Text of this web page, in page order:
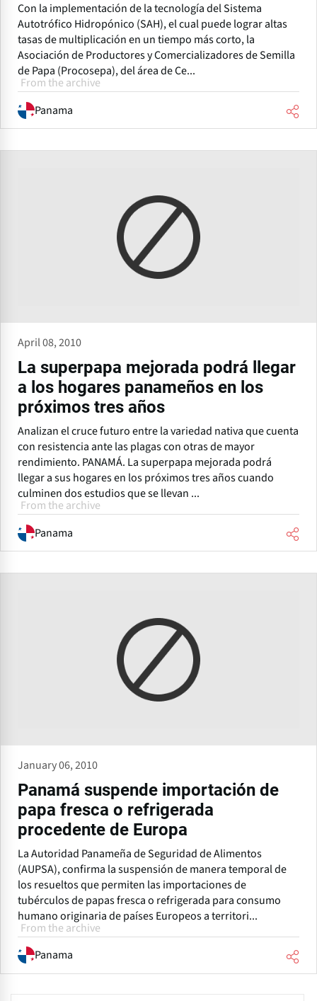
Con la implementación de la tecnología del Sistema
Autotrófico Hidropónico (SAH), el cual puede lograr altas
tasas de multiplicación en un tiempo más corto, la
Asociación de Productores y Comercializadores de Semilla
de Papa (Procosepa), del área de Ce...
From the archive
Panama
April 08, 2010
La superpapa mejorada podrá llegar
a los hogares panameños en los
próximos tres años
Analizan el cruce futuro entre la variedad nativa que cuenta
con resistencia ante las plagas con otras de mayor
rendimiento. PANAMÁ. La superpapa mejorada podrá
llegar a sus hogares en los próximos tres años cuando
culminen dos estudios que se llevan ...
From the archive
Panama
January 06, 2010
Panamá suspende importación de
papa fresca o refrigerada
procedente de Europa
La Autoridad Panameña de Seguridad de Alimentos
(AUPSA), confirma la suspensión de manera temporal de
los resueltos que permiten las importaciones de
tubérculos de papas fresca o refrigerada para consumo
humano originaria de países Europeos a territori...
From the archive
Panama